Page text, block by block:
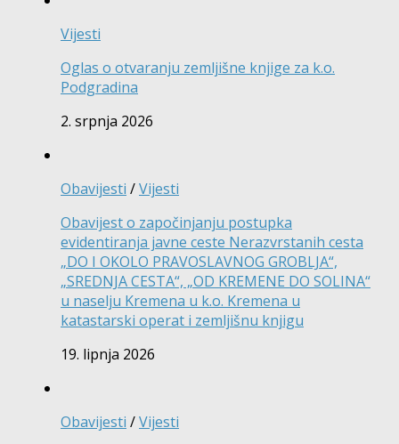
Vijesti
Oglas o otvaranju zemljišne knjige za k.o.
Podgradina
2. srpnja 2026
Obavijesti /Vijesti
Obavijest o započinjanju postupka
evidentiranja javne ceste Nerazvrstanih cesta
„DO I OKOLO PRAVOSLAVNOG GROBLJA“,
„SREDNJA CESTA“, „OD KREMENE DO SOLINA“
u naselju Kremena u k.o. Kremena u
katastarski operat i zemljišnu knjigu
19. lipnja 2026
Obavijesti /Vijesti